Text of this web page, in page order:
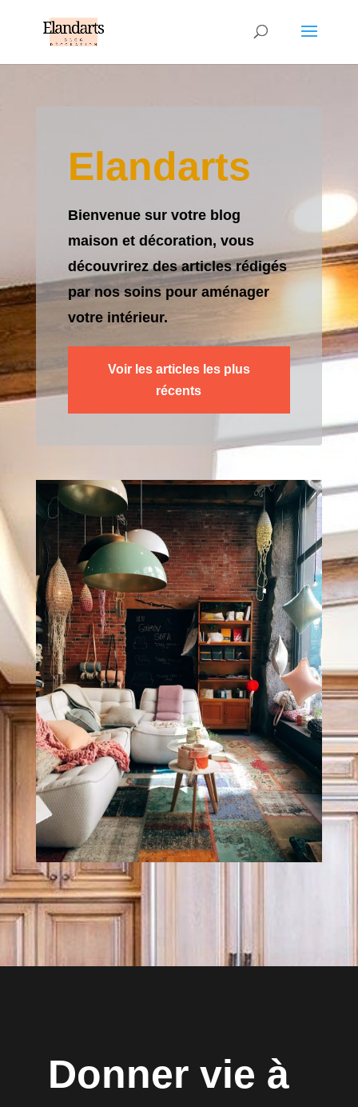
Elandarts
Bienvenue sur votre blog
maison et décoration, vous
découvrirez des articles rédigés
par nos soins pour aménager
votre intérieur.
Voir les articles les plus
récents
Donner vie à